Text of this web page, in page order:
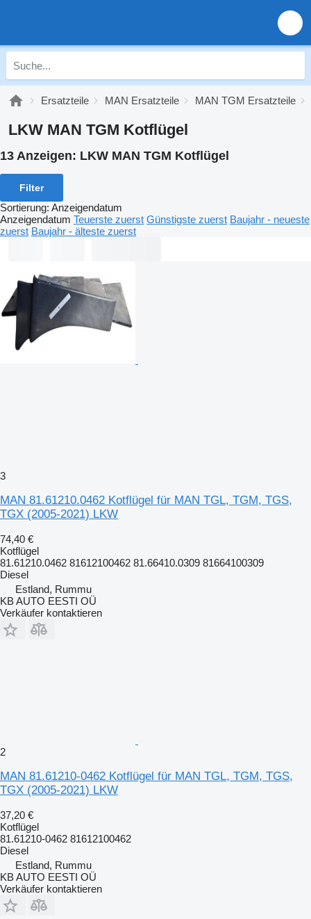
Ersatzteile MAN Ersatzteile MAN TGM Ersatzteile
LKW MAN TGM Kotflügel
13 Anzeigen: LKW MAN TGM Kotflügel
Filter
Sortierung: Anzeigendatum
Anzeigendatum Teuerste zuerst Günstigste zuerst Baujahr - neueste
zuerst Baujahr - älteste zuerst
3
MAN 81.61210.0462 Kotflügel für MAN TGL, TGM, TGS,
TGX (2005-2021) LKW
74,40 €
Kotflügel
81.61210.0462 81612100462 81.66410.0309 81664100309
Diesel
Estland, Rummu
KB AUTO EESTI OÜ
Verkäufer kontaktieren
2
MAN 81.61210-0462 Kotflügel für MAN TGL, TGM, TGS,
TGX (2005-2021) LKW
37,20 €
Kotflügel
81.61210-0462 81612100462
Diesel
Estland, Rummu
KB AUTO EESTI OÜ
Verkäufer kontaktieren